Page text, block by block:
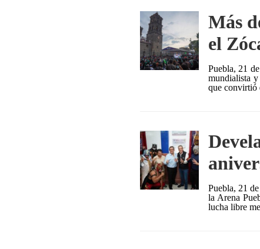
Más
el
Puebla, 21
mundialista
que convirtió
Puebla, 21
la Arena
lucha libre